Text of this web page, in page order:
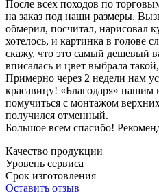
После всех походов по
на заказ под наши размеры.
обмерил, посчитал, нарисовал
хотелось, и картинка в голове
скажу, что это самый дешевый
вписалась и цвет выбрала
Примерно через 2 недели нам
красавицу! «Благодаря»
помучиться с монтажом
получился отменный.
Большое всем спасибо!
Качество продукции
Уровень сервиса
Срок изготовления
Оставить отзыв